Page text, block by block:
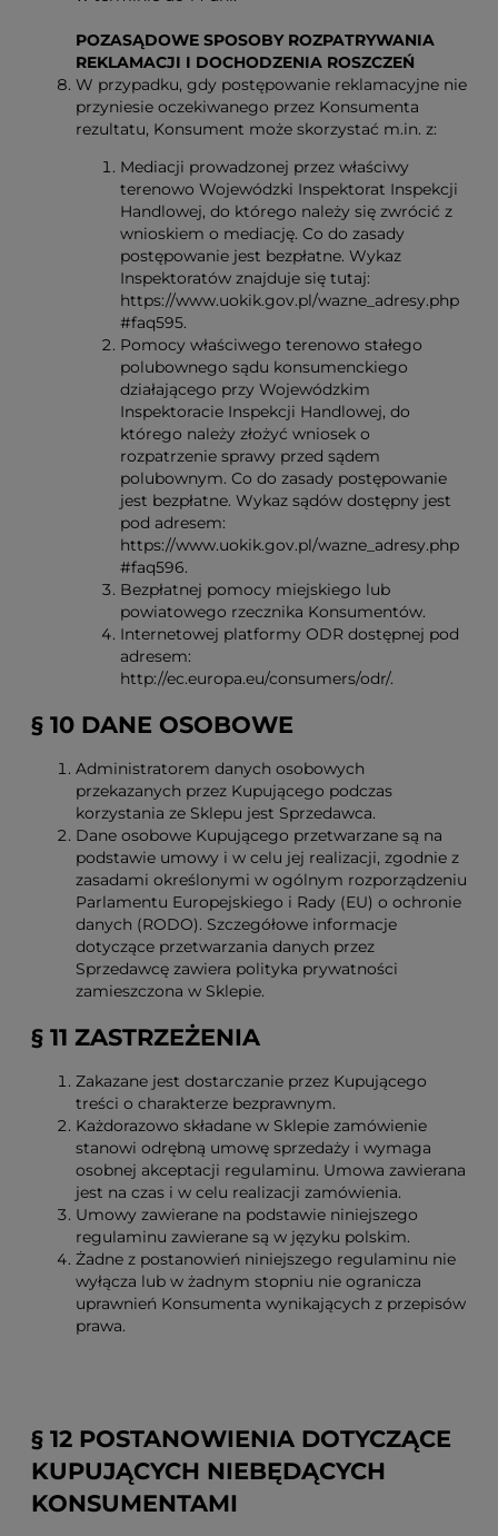
POZASĄDOWE SPOSOBY ROZPATRYWANIA
REKLAMACJI I DOCHODZENIA ROSZCZEŃ
W przypadku, gdy postępowanie reklamacyjne nie
przyniesie oczekiwanego przez Konsumenta
rezultatu, Konsument może skorzystać m.in. z:
Mediacji prowadzonej przez właściwy
terenowo Wojewódzki Inspektorat Inspekcji
Handlowej, do którego należy się zwrócić z
wnioskiem o mediację. Co do zasady
postępowanie jest bezpłatne. Wykaz
Inspektoratów znajduje się tutaj:
https://www.uokik.gov.pl/wazne_adresy.php
#faq595.
Pomocy właściwego terenowo stałego
polubownego sądu konsumenckiego
działającego przy Wojewódzkim
Inspektoracie Inspekcji Handlowej, do
którego należy złożyć wniosek o
rozpatrzenie sprawy przed sądem
polubownym. Co do zasady postępowanie
jest bezpłatne. Wykaz sądów dostępny jest
pod adresem:
https://www.uokik.gov.pl/wazne_adresy.php
#faq596.
Bezpłatnej pomocy miejskiego lub
powiatowego rzecznika Konsumentów.
Internetowej platformy ODR dostępnej pod
adresem:
http://ec.europa.eu/consumers/odr/.
§ 10 DANE OSOBOWE
Administratorem danych osobowych
przekazanych przez Kupującego podczas
korzystania ze Sklepu jest Sprzedawca.
Dane osobowe Kupującego przetwarzane są na
podstawie umowy i w celu jej realizacji, zgodnie z
zasadami określonymi w ogólnym rozporządzeniu
Parlamentu Europejskiego i Rady (EU) o ochronie
danych (RODO). Szczegółowe informacje
dotyczące przetwarzania danych przez
Sprzedawcę zawiera polityka prywatności
zamieszczona w Sklepie.
§ 11 ZASTRZEŻENIA
Zakazane jest dostarczanie przez Kupującego
treści o charakterze bezprawnym.
Każdorazowo składane w Sklepie zamówienie
stanowi odrębną umowę sprzedaży i wymaga
osobnej akceptacji regulaminu. Umowa zawierana
jest na czas i w celu realizacji zamówienia.
Umowy zawierane na podstawie niniejszego
regulaminu zawierane są w języku polskim.
Żadne z postanowień niniejszego regulaminu nie
wyłącza lub w żadnym stopniu nie ogranicza
uprawnień Konsumenta wynikających z przepisów
prawa.
§ 12 POSTANOWIENIA DOTYCZĄCE
KUPUJĄCYCH NIEBĘDĄCYCH
KONSUMENTAMI